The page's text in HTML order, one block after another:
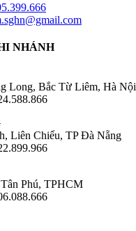
NHÁNH
Long, Bắc Từ Liêm, Hà Nội
Liên Chiểu, TP Đà Nẵng
Phú, TPHCM